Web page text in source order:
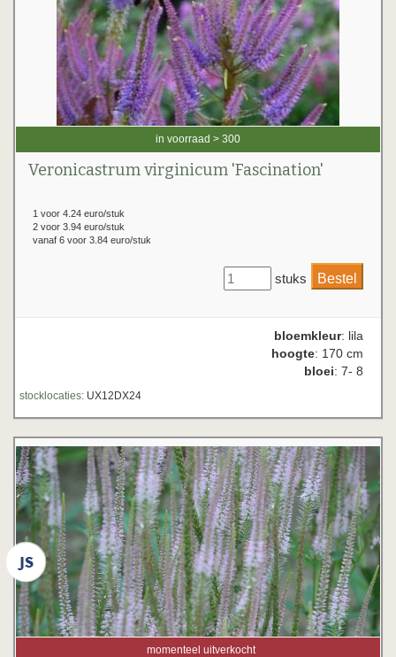
in voorraad > 300
Veronicastrum virginicum 'Fascination'
1 voor 4.24 euro/stuk
2 voor 3.94 euro/stuk
vanaf 6 voor 3.84 euro/stuk
stuks
bloemkleur: lila
hoogte: 170 cm
bloei: 7- 8
stocklocaties: UX12DX24
momenteel uitverkocht